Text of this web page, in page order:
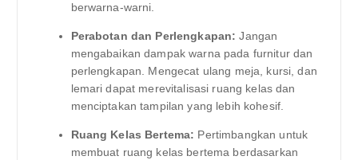
berwarna-warni.
Perabotan dan Perlengkapan: Jangan
mengabaikan dampak warna pada furnitur dan
perlengkapan. Mengecat ulang meja, kursi, dan
lemari dapat merevitalisasi ruang kelas dan
menciptakan tampilan yang lebih kohesif.
Ruang Kelas Bertema: Pertimbangkan untuk
membuat ruang kelas bertema berdasarkan